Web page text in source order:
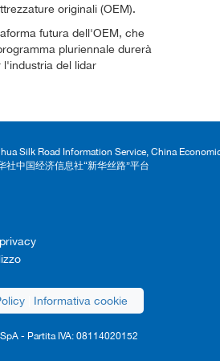
originali (OEM).
futura dell'OEM, che
pluriennale durerà
l'industria del lidar
Silk Road Information Service, China
社中国经济信息社“新华丝路”平台
| Informativa cookie
- Partita IVA: 08114020152